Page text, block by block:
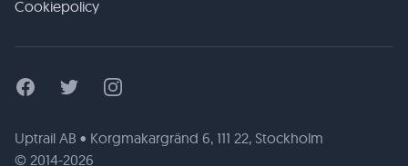
Cookiepolicy
FacebookTwitter Instagram
Uptrail AB • Korgmakargränd 6, 111 22, Stockholm
© 2014-2026